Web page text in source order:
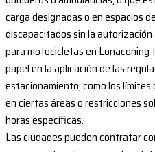
carga designadas o en espacios
discapacitados sin la
para motocicletas en Lonaconing
papel en la aplicación de las
estacionamiento, como los
en ciertas áreas o restricciones
horas específicas.
Las ciudades pueden contratar